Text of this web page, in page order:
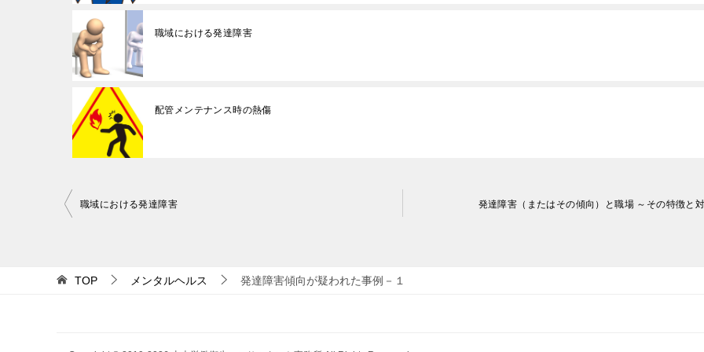
職域における発達障害
配管メンテナンス時の熱傷
投
ビ
職域における発達障害 発達障害（またはその傾向）と職場 ～その特徴と
TOP メンタルヘルス 発達障害傾向が疑われた事例－１